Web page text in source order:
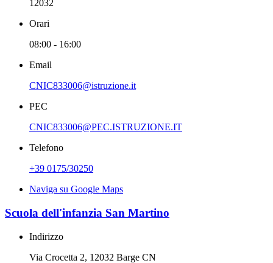
12032
Orari
08:00 - 16:00
Email
CNIC833006@istruzione.it
PEC
CNIC833006@PEC.ISTRUZIONE.IT
Telefono
+39 0175/30250
Naviga su Google Maps
Scuola dell'infanzia San Martino
Indirizzo
Via Crocetta 2, 12032 Barge CN